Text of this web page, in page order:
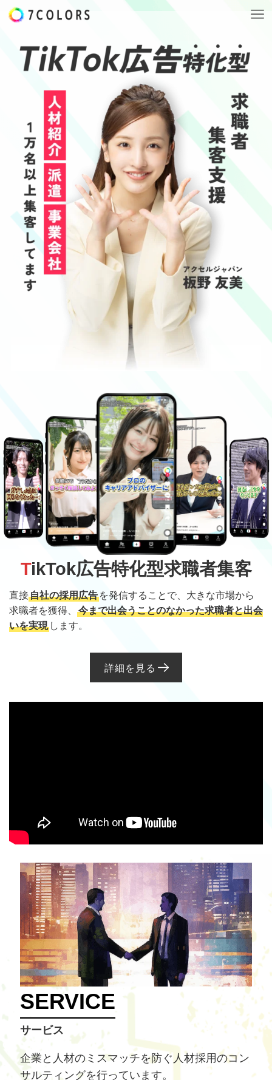
TikTok広告特化型求職者集客
直接自社の採用広告 を発信することで、大きな市場から
求職者を獲得、
今まで出会うことのなかった求職者と出会
いを実現 します。
詳細を見る
SERVICE
サービス
企業と人材のミスマッチを防ぐ人材採用のコン
サルティングを行っています。